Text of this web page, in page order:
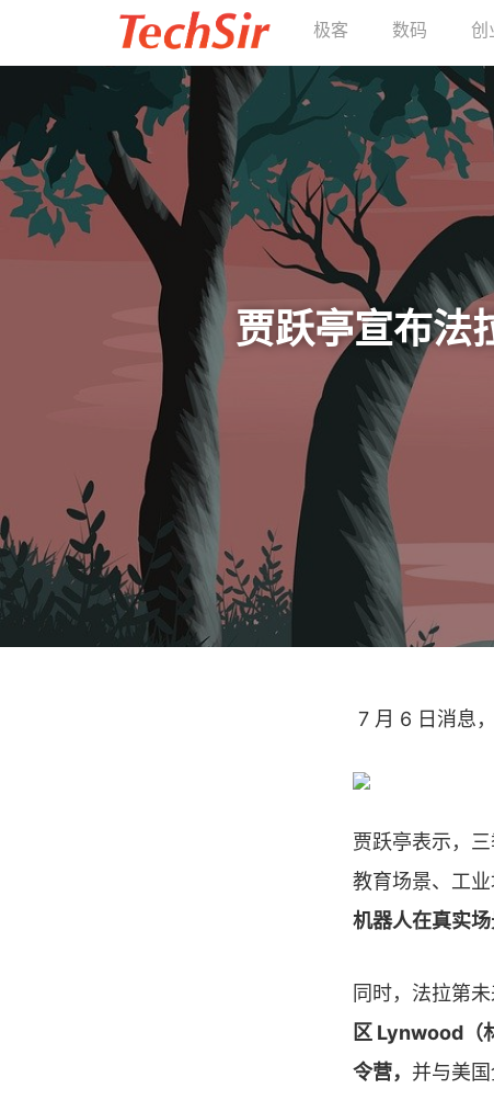
极客 数码 创
贾跃亭宣布法
7 月 6 日消息
贾跃亭表示，
教育场景、工
机器人在真实
同时，法拉第
区 Lynwood（
令营， 并与美